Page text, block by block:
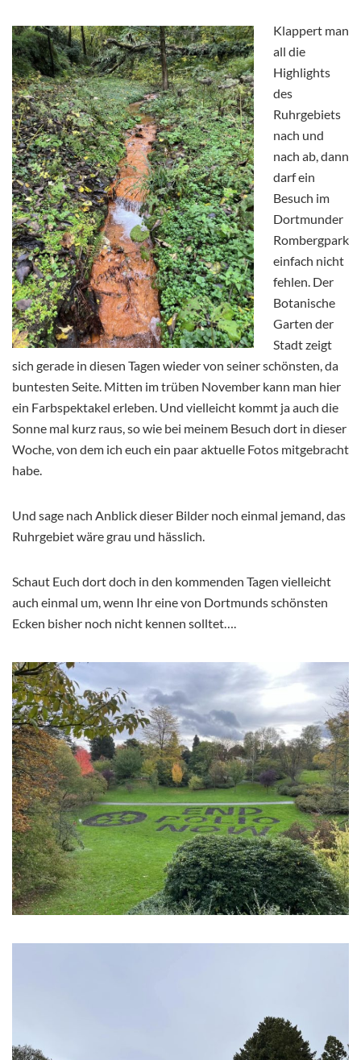
Klappert man
all die
Highlights
des
Ruhrgebiets
nach und
nach ab, dann
darf ein
Besuch im
Dortmunder
Rombergpark
einfach nicht
fehlen. Der
Botanische
Garten der
Stadt zeigt
sich gerade in diesen Tagen wieder von seiner schönsten, da
buntesten Seite. Mitten im trüben November kann man hier
ein Farbspektakel erleben. Und vielleicht kommt ja auch die
Sonne mal kurz raus, so wie bei meinem Besuch dort in dieser
Woche, von dem ich euch ein paar aktuelle Fotos mitgebracht
habe.
Und sage nach Anblick dieser Bilder noch einmal jemand, das
Ruhrgebiet wäre grau und hässlich.
Schaut Euch dort doch in den kommenden Tagen vielleicht
auch einmal um, wenn Ihr eine von Dortmunds schönsten
Ecken bisher noch nicht kennen solltet….